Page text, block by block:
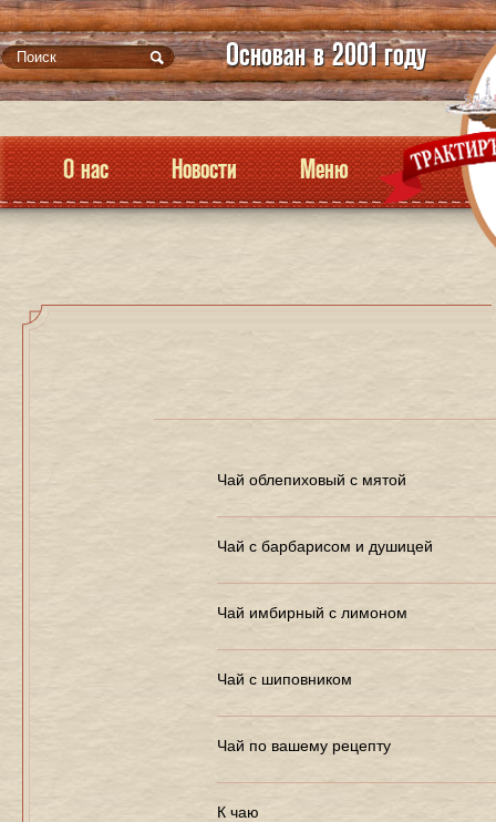
Основан в 2001 году
О нас Новости Меню
Чай облепиховый с мятой
Чай с барбарисом и душицей
Чай имбирный с лимоном
Чай с шиповником
Чай по вашему рецепту
К чаю